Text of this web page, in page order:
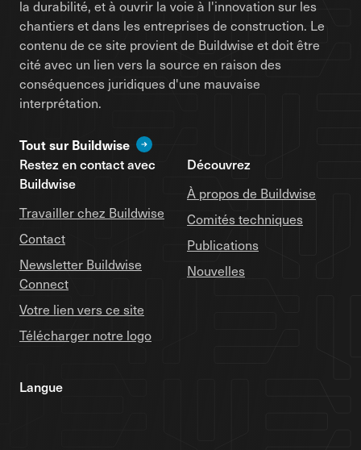
la durabilité, et à ouvrir la voie à l'innovation sur les
chantiers et dans les entreprises de construction. Le
contenu de ce site provient de Buildwise et doit être
cité avec un lien vers la source en raison des
conséquences juridiques d'une mauvaise
interprétation.
Tout sur Buildwise
Restez en contact avec
Buildwise
Travailler chez Buildwise
Contact
Newsletter Buildwise
Connect
Votre lien vers ce site
Télécharger notre logo
Découvrez
À propos de Buildwise
Comités techniques
Publications
Nouvelles
Langue